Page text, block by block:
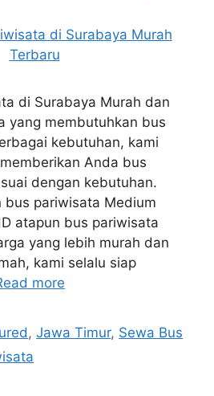
di Surabaya Murah dan
yang membutuhkan bus
kebutuhan, kami
Anda bus
dengan kebutuhan.
bus pariwisata Medium
atapun bus pariwisata
yang lebih murah dan
kami selalu siap
more
,Jawa Timur, Sewa Bus